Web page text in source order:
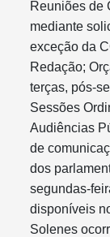
Reuniões de
mediante
exceção da
Redação;
terças, pós-
Sessões
Audiências
de
dos
segundas-
disponíveis
Solenes